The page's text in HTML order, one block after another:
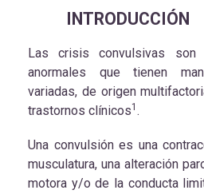
INTRODUCCIÓN
Las crisis convulsivas son
anormales que tienen
variadas, de origen
trastornos clínicos1 .
Una convulsión es una
musculatura, una alteración
motora y/o de la conducta